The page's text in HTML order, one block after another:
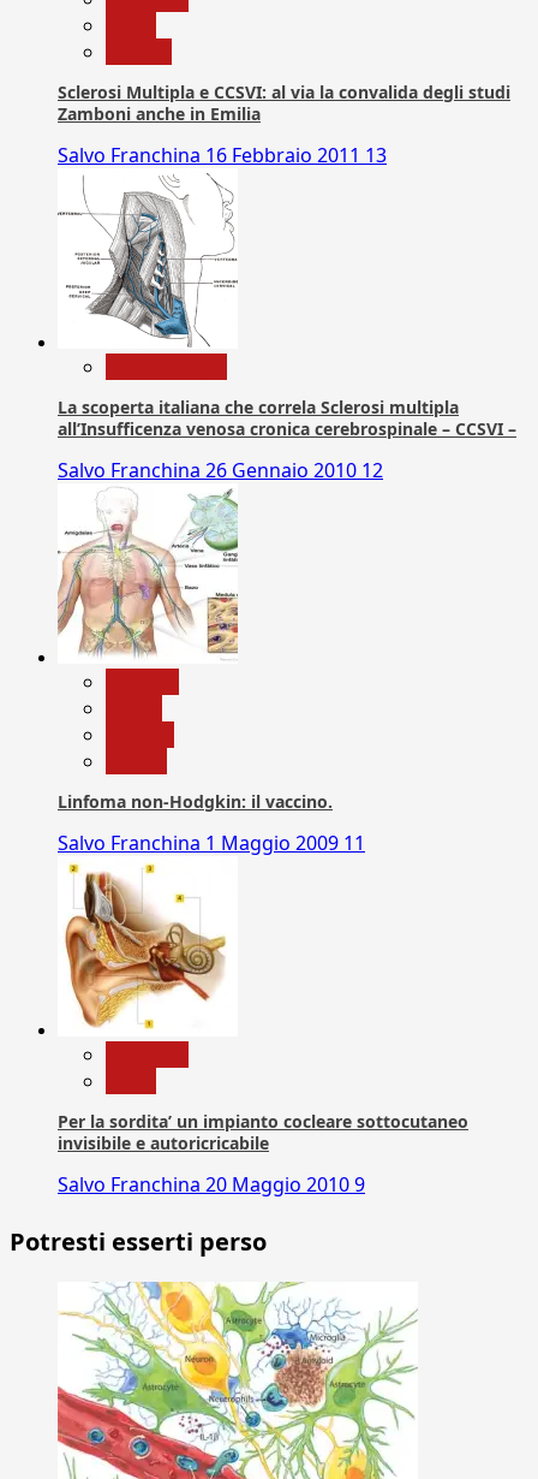
Sclerosi Multipla e CCSVI: al via la convalida degli studi
Zamboni anche in Emilia
Salvo Franchina 16 Febbraio 2011 13
La scoperta italiana che correla Sclerosi multipla
all’Insufficenza venosa cronica cerebrospinale – CCSVI –
Salvo Franchina 26 Gennaio 2010 12
Linfoma non-Hodgkin: il vaccino.
Salvo Franchina 1 Maggio 2009 11
Per la sordita’ un impianto cocleare sottocutaneo
invisibile e autoricricabile
Salvo Franchina 20 Maggio 20109
Potresti esserti perso